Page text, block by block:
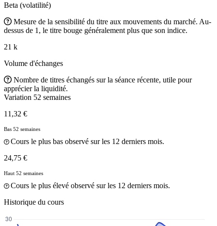
Beta (volatilité)
Mesure de la sensibilité du titre aux mouvements du marché. Au-
dessus de 1, le titre bouge généralement plus que son indice.
21 k
Volume d'échanges
Nombre de titres échangés sur la séance récente, utile pour
apprécier la liquidité.
Variation 52 semaines
11,32 €
Bas 52 semaines
Cours le plus bas observé sur les 12 derniers mois.
24,75 €
Haut 52 semaines
Cours le plus élevé observé sur les 12 derniers mois.
Historique du cours